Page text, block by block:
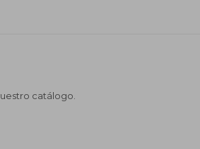
catálogo.